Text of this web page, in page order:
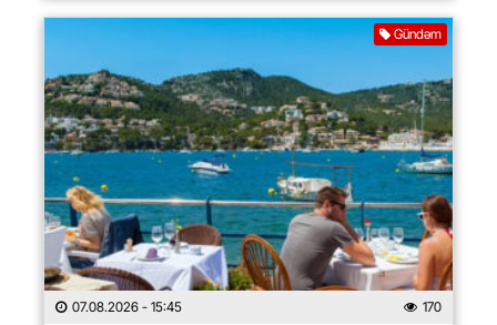
Gündəm
07.08.2026 - 15:45 170